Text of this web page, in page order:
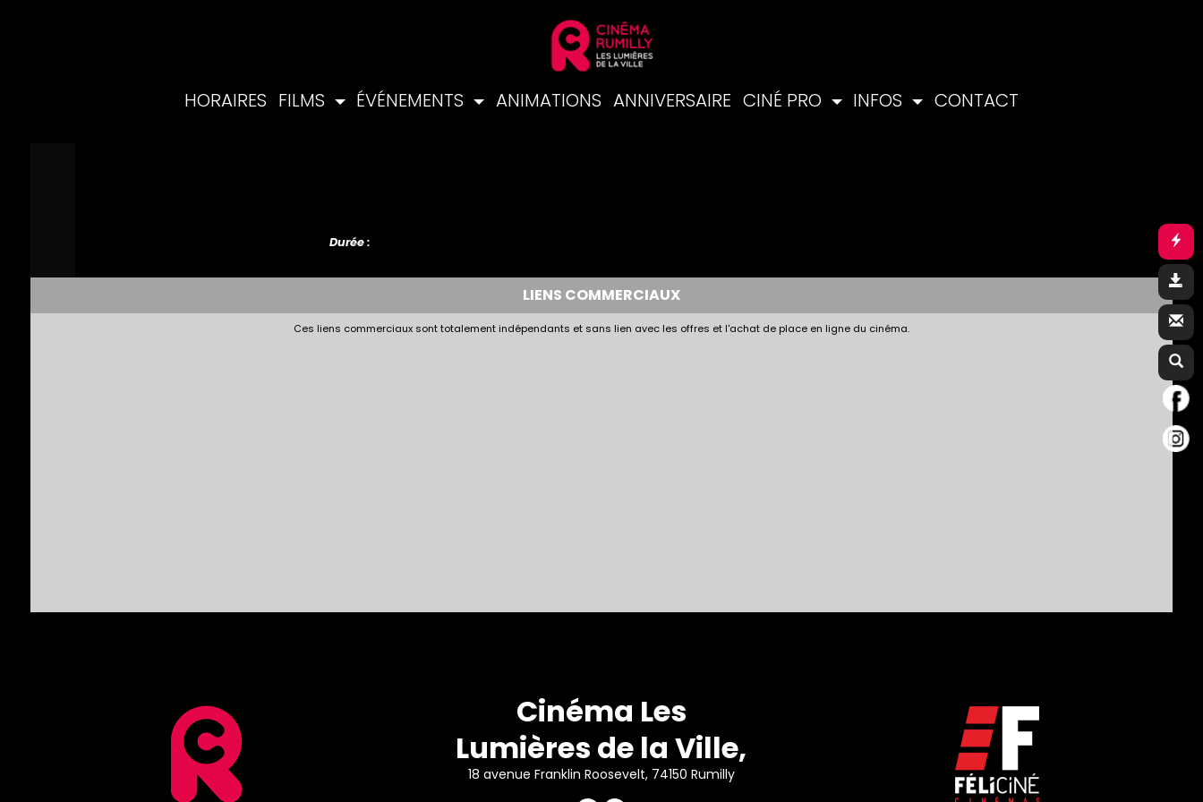
HORAIRES FILMS ÉVÉNEMENTS ANIMATIONS ANNIVERSAIRE CINÉ PRO INFOS CONTACT
Durée :
LIENS COMMERCIAUX
Ces liens commerciaux sont totalement indépendants et sans lien avec les offres et l'achat de place en ligne du cinéma.
Cinéma Les
Lumières de la Ville,
18 avenue Franklin Roosevelt, 74150 Rumilly